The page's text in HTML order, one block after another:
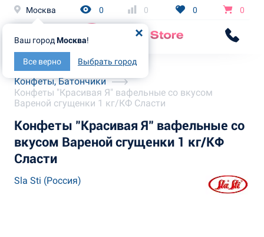
Москва
Ваш город Москва!
Все верно Выбрать город
0 0 0 0
Главная
Каталог
Конфеты, Батончики
Конфеты "Красивая Я" вафельные со вкусом
Вареной сгущенки 1 кг/КФ Сласти
Конфеты "Красивая Я" вафельные со
вкусом Вареной сгущенки 1 кг/КФ
Сласти
Sla Sti (Россия)